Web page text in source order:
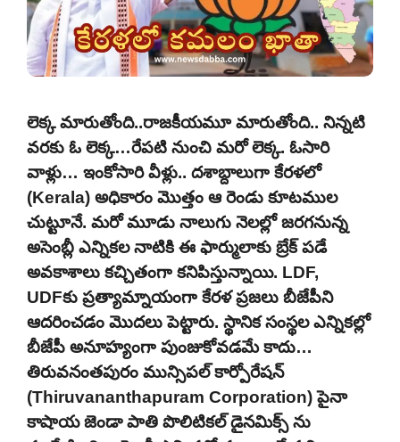
లెక్క మారుతోంది..రాజకీయమూ మారుతోంది.. నిన్నటి
వరకు ఓ లెక్క…రేపటి నుంచి మరో లెక్క. ఓసారి
వాళ్లు… ఇంకోసారి వీళ్లు.. దశాబ్దాలుగా కేరళలో
(Kerala) అధికారం మొత్తం ఆ రెండు కూటముల
చుట్టూనే. మరో మూడు నాలుగు నెలల్లో జరగనున్న
అసెంబ్లీ ఎన్నికల నాటికి ఈ ఫార్ములాకు బ్రేక్ పడే
అవకాశాలు కచ్చితంగా కనిపిస్తున్నాయి. LDF,
UDFకు ప్రత్యామ్నాయంగా కేరళ ప్రజలు బీజేపీని
ఆదరించడం మొదలు పెట్టారు. స్థానిక సంస్థల ఎన్నికల్లో
బీజేపీ అనూహ్యంగా పుంజుకోవడమే కాదు…
తిరువనంతపురం మున్సిపల్ కార్పోరేషన్
(Thiruvananthapuram Corporation) పైనా
కాషాయ జెండా పాతి పొలిటికల్ డైనమిక్స్ ను